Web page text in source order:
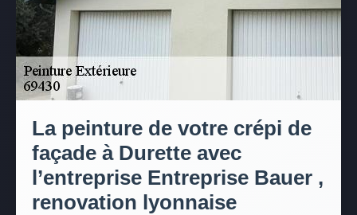
La peinture de votre crépi de
façade à Durette avec
l’entreprise Entreprise Bauer ,
renovation lyonnaise